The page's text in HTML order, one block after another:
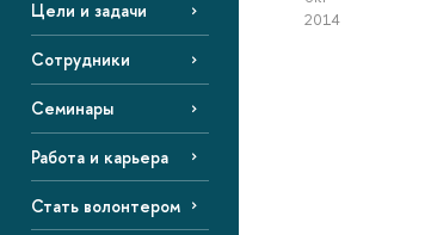
Цели и задачи
Сотрудники
Семинары
Работа и карьера
Стать волонтером
2014